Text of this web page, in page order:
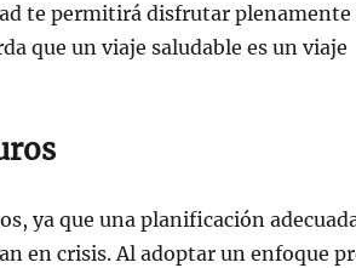
te permitirá disfrutar plenamente
que un viaje saludable es un viaje
ya que una planificación
en crisis. Al adoptar un enfoque